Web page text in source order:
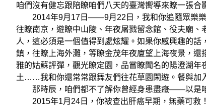
咱們沒有健忘跟陪瞭咱們八天的臺灣嚮導來瞭一張合
2014年9月17日——9月22日，我和你追隨眾樂樂
往瞭南京，遊瞭中山陵、年夜屠戮留念館、役夫廟、
人，這必須是一個值得到處炫耀。如果你感興趣的
鎮，往瞭上海外灘，等瞭金茂年夜廈望上海夜景，
雅的姑蘇評彈，觀光瞭定園，品嘗瞭聞名的陽澄湖
土……我和你還常常跟舞友們往花草園閑遊。餐與加
那時辰，咱們都不了解你曾經身患盡癥——以是咱
2015年1月24日，你被查出肝癌早期，無藥可救